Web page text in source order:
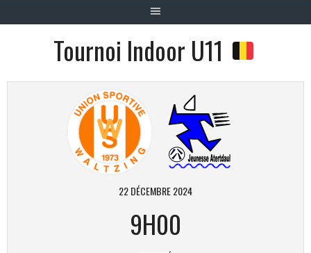
Tournoi Indoor U11
22 DÉCEMBRE 2024
9H00